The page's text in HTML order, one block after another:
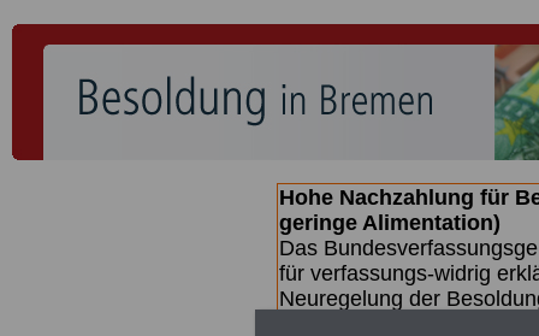
Hohe Nachzahlung für
geringe Alimentation)
Das
für verfassungs-widrig
Neuregelung der